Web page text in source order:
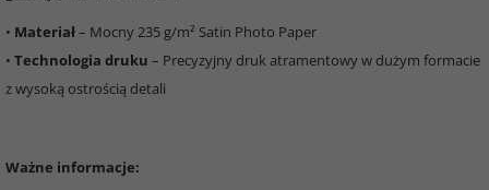
• Materiał– Mocny 235 g/m² Satin Photo Paper
• Technologia druku – Precyzyjny druk atramentowy w dużym formacie
z wysoką ostrością detali
Ważne informacje: